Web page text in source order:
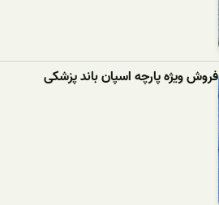
فروش ویژه پارچه اسپان باند پزشکی